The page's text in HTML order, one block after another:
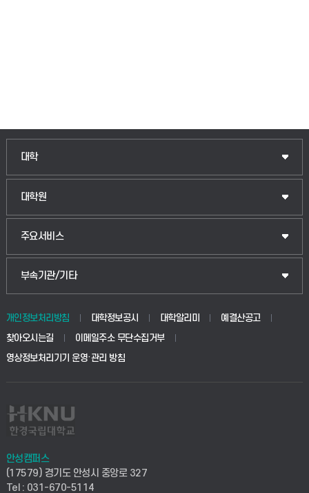
대학
인문융합공공인재학부
법경영학부
생명공학부
사회안전시스템공학부
컴퓨터응용수학부
대학원
일반대학원
산업대학원
공공정책대학원
교육대학원
주요서비스
입학안내
웹메일
학사시스템(전문학사 및 전공심화)
사이버캠퍼스(전문학사 및 전공심화)
시설바로처리서비스
연구실안전관리시스템
부속기관/기타
중앙도서관
학생생활관(안성)
산학협력단
취업지원센터
개인정보처리방침 대학정보공시 대학알리미
예결산공고
찾아오시는길
이메일주소 무단수집거부
영상정보처리기기 운영·관리 방침
안성캠퍼스
(17579) 경기도 안성시 중앙로 327
Tel : 031-670-5114